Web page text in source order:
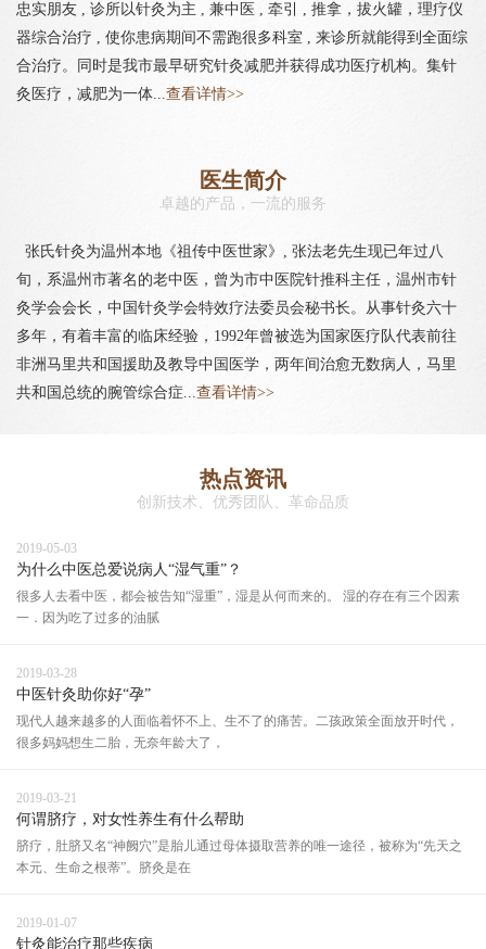
忠实朋友 , 诊所以针灸为主 , 兼中医 , 牵引 , 推拿，拔火罐，理疗仪
器综合治疗 , 使你患病期间不需跑很多科室 , 来诊所就能得到全面综
合治疗。同时是我市最早研究针灸减肥并获得成功医疗机构。集针
灸医疗，减肥为一体...查看详情>>
医生简介
卓越的产品，一流的服务
张氏针灸为温州本地《祖传中医世家》, 张法老先生现已年过八
旬，系温州市著名的老中医，曾为市中医院针推科主任，温州市针
灸学会会长，中国针灸学会特效疗法委员会秘书长。从事针灸六十
多年，有着丰富的临床经验，1992年曾被选为国家医疗队代表前往
非洲马里共和国援助及教导中国医学，两年间治愈无数病人，马里
共和国总统的腕管综合症...查看详情>>
热点资讯
创新技术、优秀团队、革命品质
2019-05-03
为什么中医总爱说病人“湿气重”？
很多人去看中医，都会被告知“湿重”，湿是从何而来的。 湿的存在有三个因素
一．因为吃了过多的油腻
2019-03-28
中医针灸助你好“孕”
现代人越来越多的人面临着怀不上、生不了的痛苦。二孩政策全面放开时代，
很多妈妈想生二胎，无奈年龄大了，
2019-03-21
何谓脐疗，对女性养生有什么帮助
脐疗，肚脐又名“神阙穴”是胎儿通过母体摄取营养的唯一途径，被称为“先天之
本元、生命之根蒂”。脐灸是在
2019-01-07
针灸能治疗那些疾病